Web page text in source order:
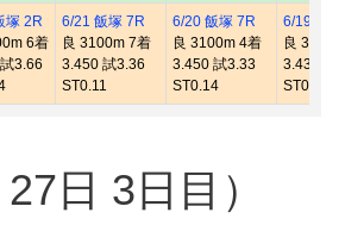
塚 2R
6着
3.66
6/21 飯塚 7R
良 3100m 7着
3.450 試3.36
ST0.11
6/20 飯塚 7R
良 3100m 4着
3.450 試3.33
ST0.14
6/19 飯
良
3.438 試
ST0.08
日 3日目）